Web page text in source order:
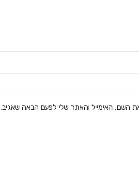
השם, האימייל והאתר שלי לפעם הבאה שאגיב.